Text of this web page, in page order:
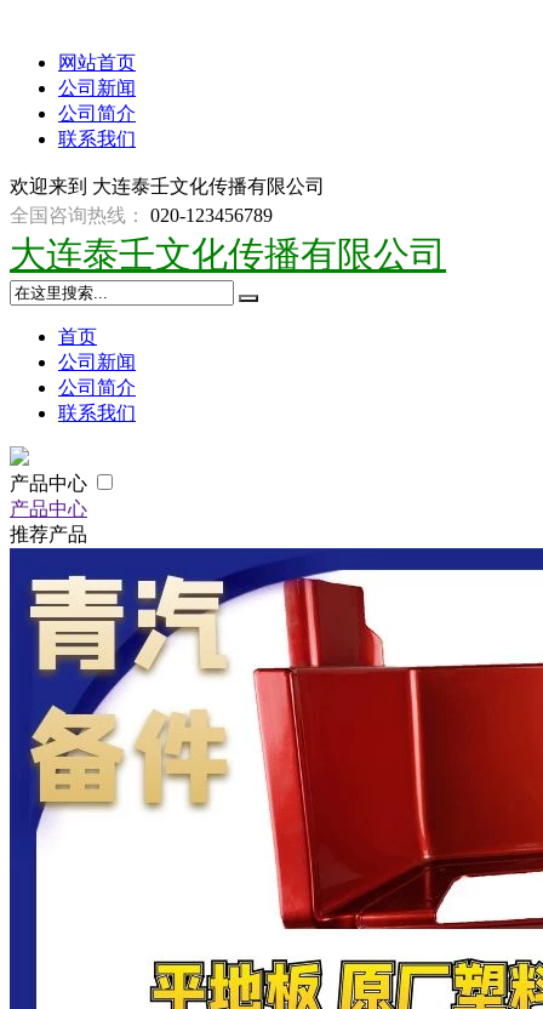
网站首页
公司新闻
公司简介
联系我们
欢迎来到 大连泰壬文化传播有限公司
全国咨询热线：
020-123456789
大连泰壬文化传播有限公司
首页
公司新闻
公司简介
联系我们
产品中心
产品中心
推荐产品